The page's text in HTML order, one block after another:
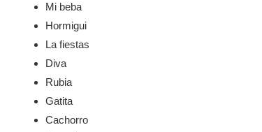
Mi beba
Hormigui
La fiestas
Diva
Rubia
Gatita
Cachorro